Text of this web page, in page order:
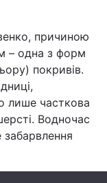
причиною
– одна з форм
покривів.
лише часткова
Водночас